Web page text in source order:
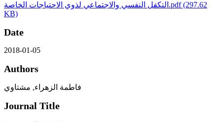
التكفل النفسي والاجتماعي لذوي الاحتياجات الخاصة.pdf(297.62
KB)
Date
2018-01-05
Authors
فاطمة الزهراء, مشتاوي
Journal Title